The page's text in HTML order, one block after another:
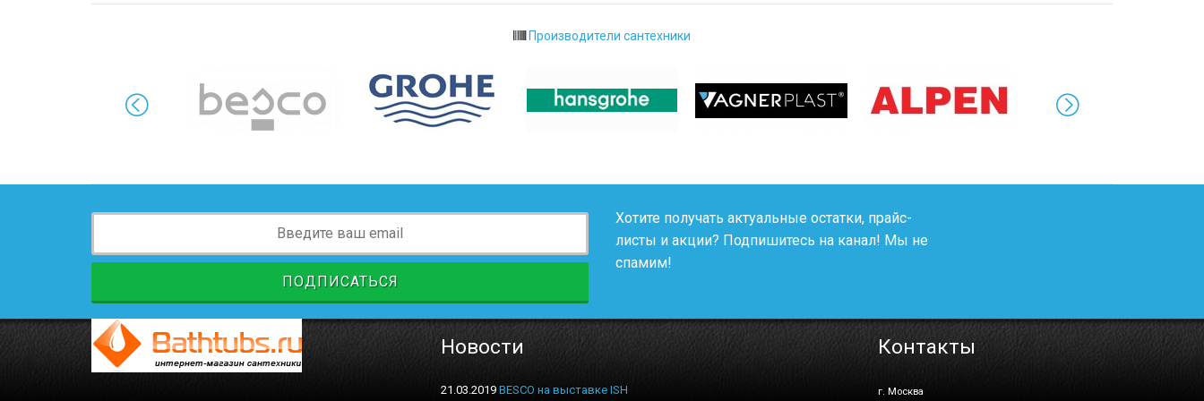
Производители сантехники
ПОДПИСАТЬСЯ
Хотите получать актуальные остатки, прайс-
листы и акции? Подпишитесь на канал! Мы не
спамим!
Новости
21.03.2019 BESCO на выставке ISH
Контакты
г. Москва